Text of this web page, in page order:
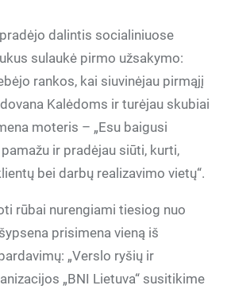
dalintis socialiniuose
sulaukė pirmo užsakymo:
rankos, kai siuvinėjau pirmąjį
Kalėdoms ir turėjau skubiai
moteris – „Esu baigusi
ir pradėjau siūti, kurti,
bei darbų realizavimo vietų“.
rūbai nurengiami tiesiog nuo
prisimena vieną iš
„Verslo ryšių ir
„BNI Lietuva“ susitikime